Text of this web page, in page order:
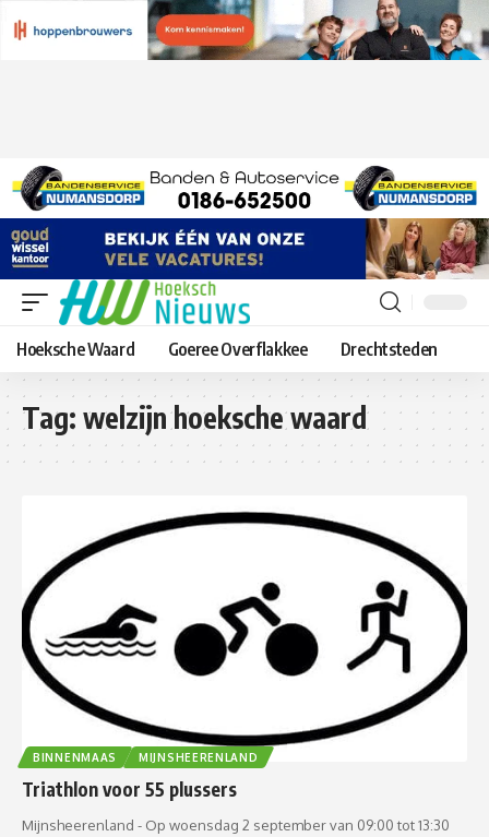
Hoeksche Waard Goeree Overflakkee Drechtsteden
Tag: welzijn hoeksche waard
BINNENMAAS MIJNSHEERENLAND
Triathlon voor 55 plussers
Mijnsheerenland - Op woensdag 2 september van 09:00 tot 13:30